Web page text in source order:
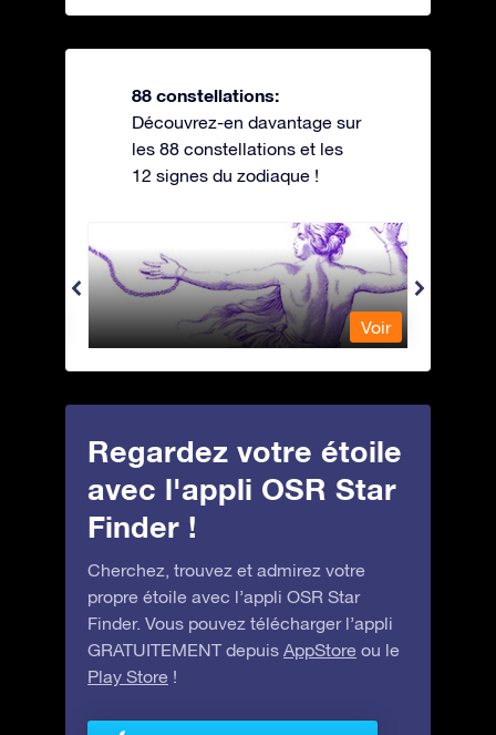
88 constellations:
Découvrez-en davantage sur
les 88 constellations et les
12 signes du zodiaque !
Andromeda - Andromède
Voir
Regardez votre étoile
avec l'appli OSR Star
Finder !
Cherchez, trouvez et admirez votre
propre étoile avec l’appli OSR Star
Finder. Vous pouvez télécharger l’appli
GRATUITEMENT depuis AppStore ou le
Play Store !